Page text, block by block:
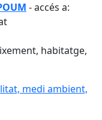
- accés a:
habitatge,
medi ambient,